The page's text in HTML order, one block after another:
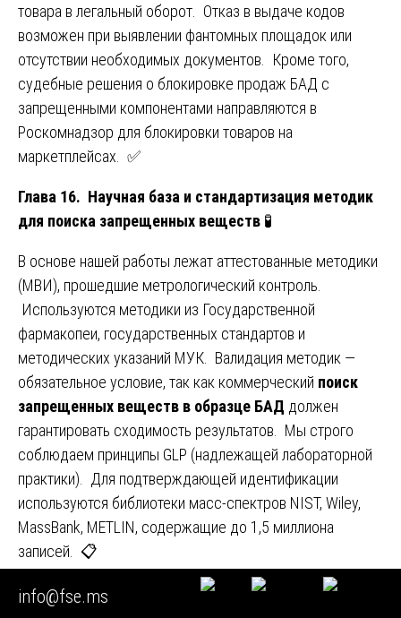
товара в легальный оборот. Отказ в выдаче кодов
возможен при выявлении фантомных площадок или
отсутствии необходимых документов. Кроме того,
судебные решения о блокировке продаж БАД с
запрещенными компонентами направляются в
Роскомнадзор для блокировки товаров на
маркетплейсах. ✅
Глава 16. Научная база и стандартизация методик
для поиска запрещенных веществ 🧪
В основе нашей работы лежат аттестованные методики
(МВИ), прошедшие метрологический контроль.
Используются методики из Государственной
фармакопеи, государственных стандартов и
методических указаний МУК. Валидация методик —
обязательное условие, так как коммерческий поиск
запрещенных веществ в образце БАД должен
гарантировать сходимость результатов. Мы строго
соблюдаем принципы GLP (надлежащей лабораторной
практики). Для подтверждающей идентификации
используются библиотеки масс-спектров NIST, Wiley,
MassBank, METLIN, содержащие до 1,5 миллиона
записей. 📋
Глава 17. Ценообразование на рынке экспертных
info@fse.ms